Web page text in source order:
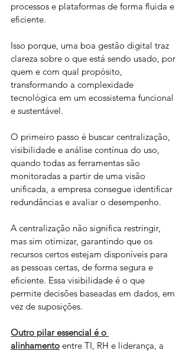
processos e plataformas de forma fluida e
eficiente.
Isso porque, uma boa gestão digital traz
clareza sobre o que está sendo usado, por
quem e com qual propósito,
transformando a complexidade
tecnológica em um ecossistema funcional
e sustentável.
O primeiro passo é buscar centralização,
visibilidade e análise contínua do uso,
quando todas as ferramentas são
monitoradas a partir de uma visão
unificada, a empresa consegue identificar
redundâncias e avaliar o desempenho.
A centralização não significa restringir,
mas sim otimizar, garantindo que os
recursos certos estejam disponíveis para
as pessoas certas, de forma segura e
eficiente. Essa visibilidade é o que
permite decisões baseadas em dados, em
vez de suposições.
Outro pilar essencial é o
alinhamento entre TI, RH e liderança, a